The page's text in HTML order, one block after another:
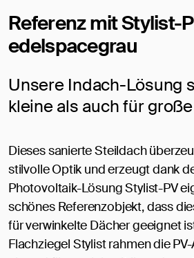
Referenz mit Stylist-
edelspacegrau
Unsere Indach-Lösung
kleine als auch für
Dieses sanierte Steildach
stilvolle Optik und erzeugt dank
Photovoltaik-Lösung Stylist-PV
schönes Referenzobjekt, dass
für verwinkelte Dächer geeignet
Flachziegel Stylist rahmen die